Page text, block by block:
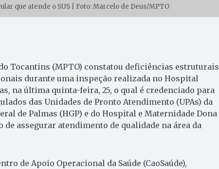
que atende o SUS | Foto: Marcelo de Deus/MPTO
Tocantins (MPTO) constatou deficiências estruturais
durante uma inspeção realizada no Hospital
na última quinta-feira, 25, o qual é credenciado para
das Unidades de Pronto Atendimento (UPAs) da
de Palmas (HGP) e do Hospital e Maternidade Dona
de assegurar atendimento de qualidade na área da
de Apoio Operacional da Saúde (CaoSaúde),